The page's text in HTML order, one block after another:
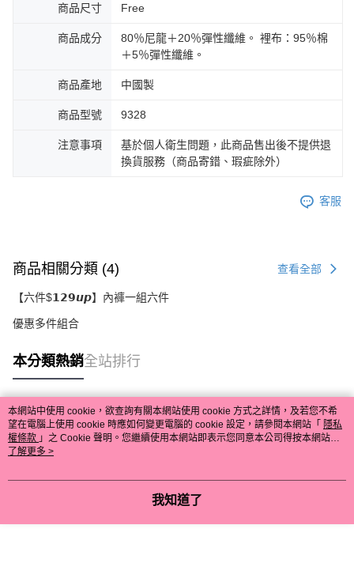
商品尺寸 Free
商品成分
80％尼龍＋20％彈性纖維。 裡布：95％棉
＋5％彈性纖維。
商品產地 中國製
商品型號 9328
注意事項
基於個人衛生問題，此商品售出後不提供退
換貨服務（商品寄錯、瑕疵除外）
客服
商品相關分類 (4) 查看全部
【六件$𝟭𝟮𝟵𝙪𝙥】內褲一組六件
優惠多件組合
本分類熱銷全站排行
熱門標籤
本網站中使用 cookie，欲查詢有關本網站使用 cookie 方式之詳情，及若您不希
望在電腦上使用 cookie 時應如何變更電腦的 cookie 設定，請參閱本網站「 隱私
權條款 」之 Cookie 聲明。您繼續使用本網站即表示您同意本公司得按本網站使
用條款之 Cookie 聲明使用 cookie。
了解更多 >
我知道了